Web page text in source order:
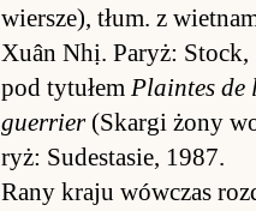
wier­sze), tłum. z
Xuân Nhị. Pa­ryż:
pod ty­tu­łemPlain­tes de
guer­rier(Skargi żony
ryż: Su­de­stasie, 1987.
Rany kraju wów­czas